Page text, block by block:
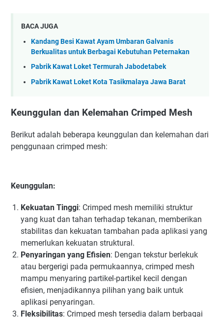
BACA JUGA
Kandang Besi Kawat Ayam Umbaran Galvanis
Berkualitas untuk Berbagai Kebutuhan Peternakan
Pabrik Kawat Loket Termurah Jabodetabek
Pabrik Kawat Loket Kota Tasikmalaya Jawa Barat
Keunggulan dan Kelemahan Crimped Mesh
Berikut adalah beberapa keunggulan dan kelemahan dari
penggunaan crimped mesh:
Keunggulan:
Kekuatan Tinggi: Crimped mesh memiliki struktur
yang kuat dan tahan terhadap tekanan, memberikan
stabilitas dan kekuatan tambahan pada aplikasi yang
memerlukan kekuatan struktural.
Penyaringan yang Efisien: Dengan tekstur berlekuk
atau bergerigi pada permukaannya, crimped mesh
mampu menyaring partikel-partikel kecil dengan
efisien, menjadikannya pilihan yang baik untuk
aplikasi penyaringan.
Fleksibilitas: Crimped mesh tersedia dalam berbagai